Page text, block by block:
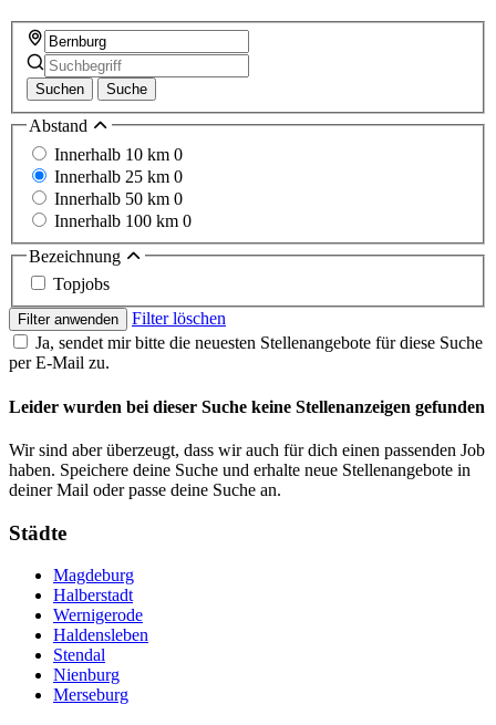
Suchen Suche
Abstand
Innerhalb 10 km 0
Innerhalb 25 km 0
Innerhalb 50 km 0
Innerhalb 100 km 0
Bezeichnung
Topjobs
Filter anwenden
Filter löschen
Ja, sendet mir bitte die neuesten Stellenangebote für diese Suche
per E-Mail zu.
Leider wurden bei dieser Suche keine Stellenanzeigen gefunden
Wir sind aber überzeugt, dass wir auch für dich einen passenden Job
haben. Speichere deine Suche und erhalte neue Stellenangebote in
deiner Mail oder passe deine Suche an.
Städte
Magdeburg
Halberstadt
Wernigerode
Haldensleben
Stendal
Nienburg
Merseburg